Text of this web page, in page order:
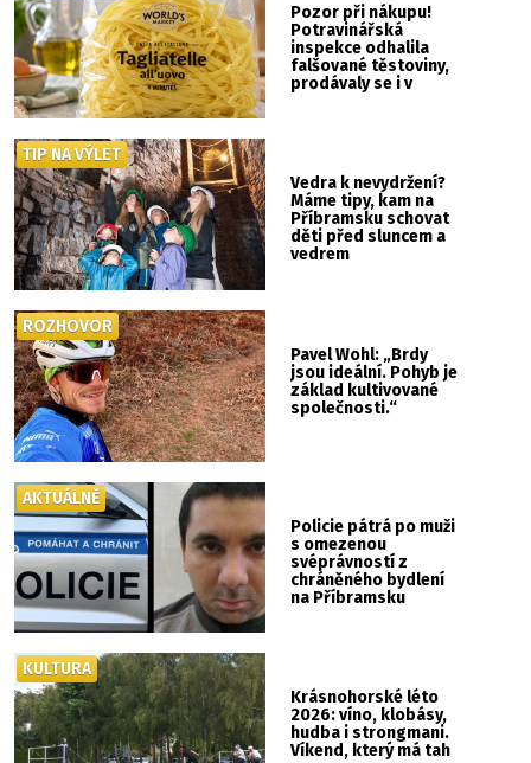
Pozor při nákupu!
Potravinářská
inspekce odhalila
falšované těstoviny,
prodávaly se i v
Vedra k nevydržení?
Máme tipy, kam na
Příbramsku schovat
děti před sluncem a
vedrem
TIP NA VÝLET
Pavel Wohl: „Brdy
jsou ideální. Pohyb je
základ kultivované
společnosti.“
ROZHOVOR
Policie pátrá po muži
s omezenou
svéprávností z
chráněného bydlení
na Příbramsku
AKTUÁLNĚ
Krásnohorské léto
2026: víno, klobásy,
hudba i strongmani.
Víkend, který má tah
KULTURA